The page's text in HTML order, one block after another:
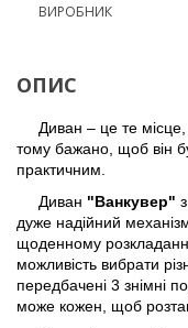
ВИРОБНИК
ОПИС
Диван – це те місце,
тому бажано, щоб він
практичним.
Диван "Ванкувер"
дуже надійний
щоденному
можливість вибрати
передбачені 3 знімні
може кожен, щоб